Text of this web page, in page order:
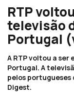
RTP
televisão
Portugal
A RTP voltou a
Portugal. A
pelos portugueses
Digest.